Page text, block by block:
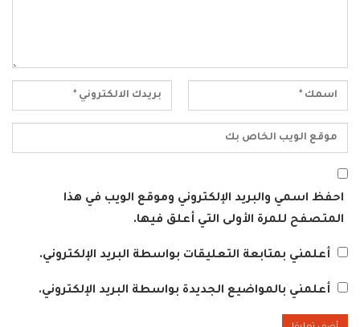
احفظ اسمي والبريد الإلكتروني وموقع الويب في هذا
المتصفح للمرة الأولى التي أعلق فيها.
أعلمني بمتابعة التعليقات بواسطة البريد الإلكتروني.
أعلمني بالمواضيع الجديدة بواسطة البريد الإلكتروني.